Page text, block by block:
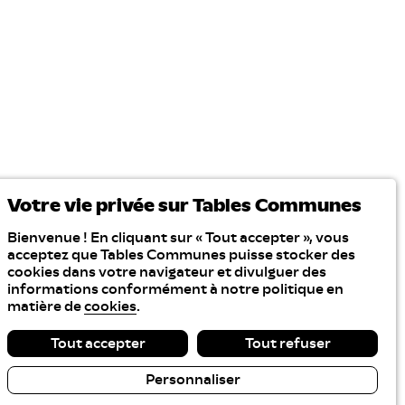
Votre vie privée sur Tables Communes
Bienvenue ! En cliquant sur « Tout accepter », vous
acceptez que Tables Communes puisse stocker des
cookies dans votre navigateur et divulguer des
informations conformément à notre politique en
matière decookies.
Tout accepter Tout refuser
Personnaliser